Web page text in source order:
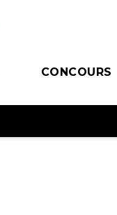
CONCOURS